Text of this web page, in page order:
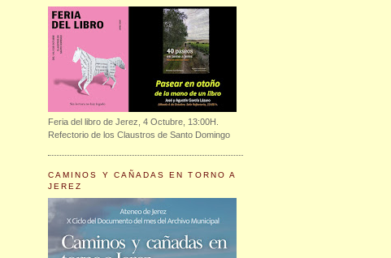
Feria del libro de Jerez, 4 Octubre, 13:00H.
Refectorio de los Claustros de Santo Domingo
CAMINOS Y CAÑADAS EN TORNO A
JEREZ